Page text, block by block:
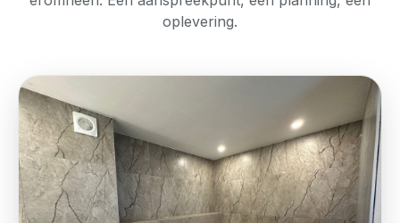
oplevering.